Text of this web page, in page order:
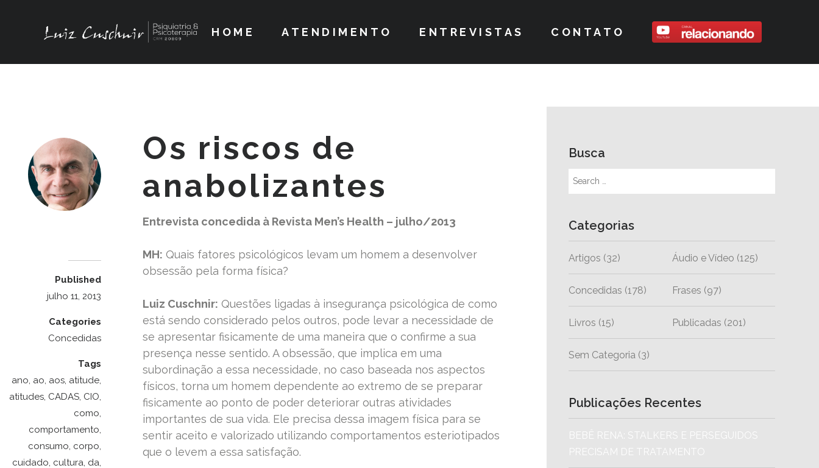
HOME ATENDIMENTO ENTREVISTAS CONTATO
Os riscos de
anabolizantes
Entrevista concedida à Revista Men’s Health – julho/2013
MH: Quais fatores psicológicos levam um homem a desenvolver
obsessão pela forma física?
Luiz Cuschnir: Questões ligadas à insegurança psicológica de como
está sendo considerado pelos outros, pode levar a necessidade de
se apresentar fisicamente de uma maneira que o confirme a sua
presença nesse sentido. A obsessão, que implica em uma
subordinação a essa necessidade, no caso baseada nos aspectos
físicos, torna um homem dependente ao extremo de se preparar
fisicamente ao ponto de poder deteriorar outras atividades
importantes de sua vida. Ele precisa dessa imagem física para se
sentir aceito e valorizado utilizando comportamentos esteriotipados
que o levem a essa satisfação.
Published
julho 11, 2013
Categories
Concedidas
Tags
ano, ao, aos, atitude,
atitudes, CADAS, CIO,
como,
comportamento,
consumo, corpo,
cuidado, cultura, da,
Busca
Categorias
Artigos (32) Áudio e Vídeo (125)
Concedidas (178) Frases (97)
Livros (15) Publicadas (201)
Sem Categoria (3)
Publicações Recentes
BEBÊ RENA: STALKERS E PERSEGUIDOS
PRECISAM DE TRATAMENTO